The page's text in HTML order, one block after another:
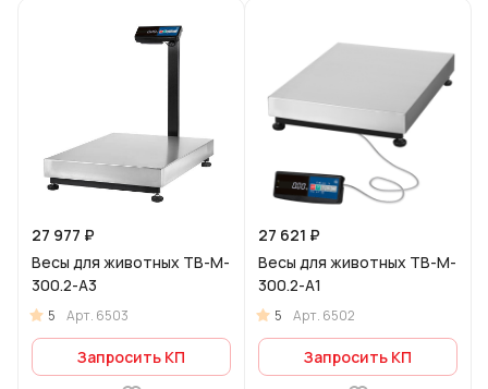
27 977 ₽
Весы для животных ТВ-M-
300.2-A3
5 Арт. 6503
Запросить КП
27 621 ₽
Весы для животных ТВ-M-
300.2-A1
5 Арт. 6502
Запросить КП